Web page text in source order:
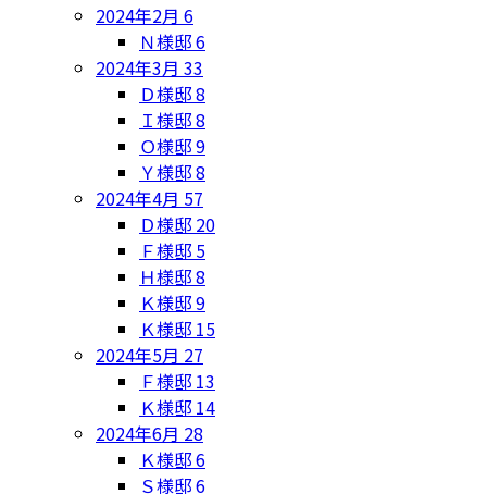
2024年2月 6
Ｎ様邸6
2024年3月 33
Ｄ様邸8
Ｉ様邸8
Ｏ様邸9
Ｙ様邸8
2024年4月 57
Ｄ様邸 20
Ｆ様邸 5
Ｈ様邸8
Ｋ様邸9
Ｋ様邸 15
2024年5月 27
Ｆ様邸 13
Ｋ様邸 14
2024年6月 28
Ｋ様邸6
Ｓ様邸6